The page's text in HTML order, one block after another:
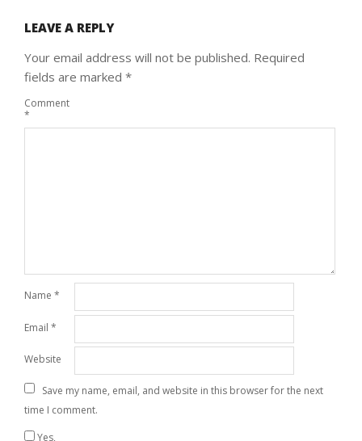
LEAVE A REPLY
Your email address will not be published. Required
fields are marked *
Comment
*
Name *
Email *
Website
Save my name, email, and website in this browser for the next
time I comment.
Yes,